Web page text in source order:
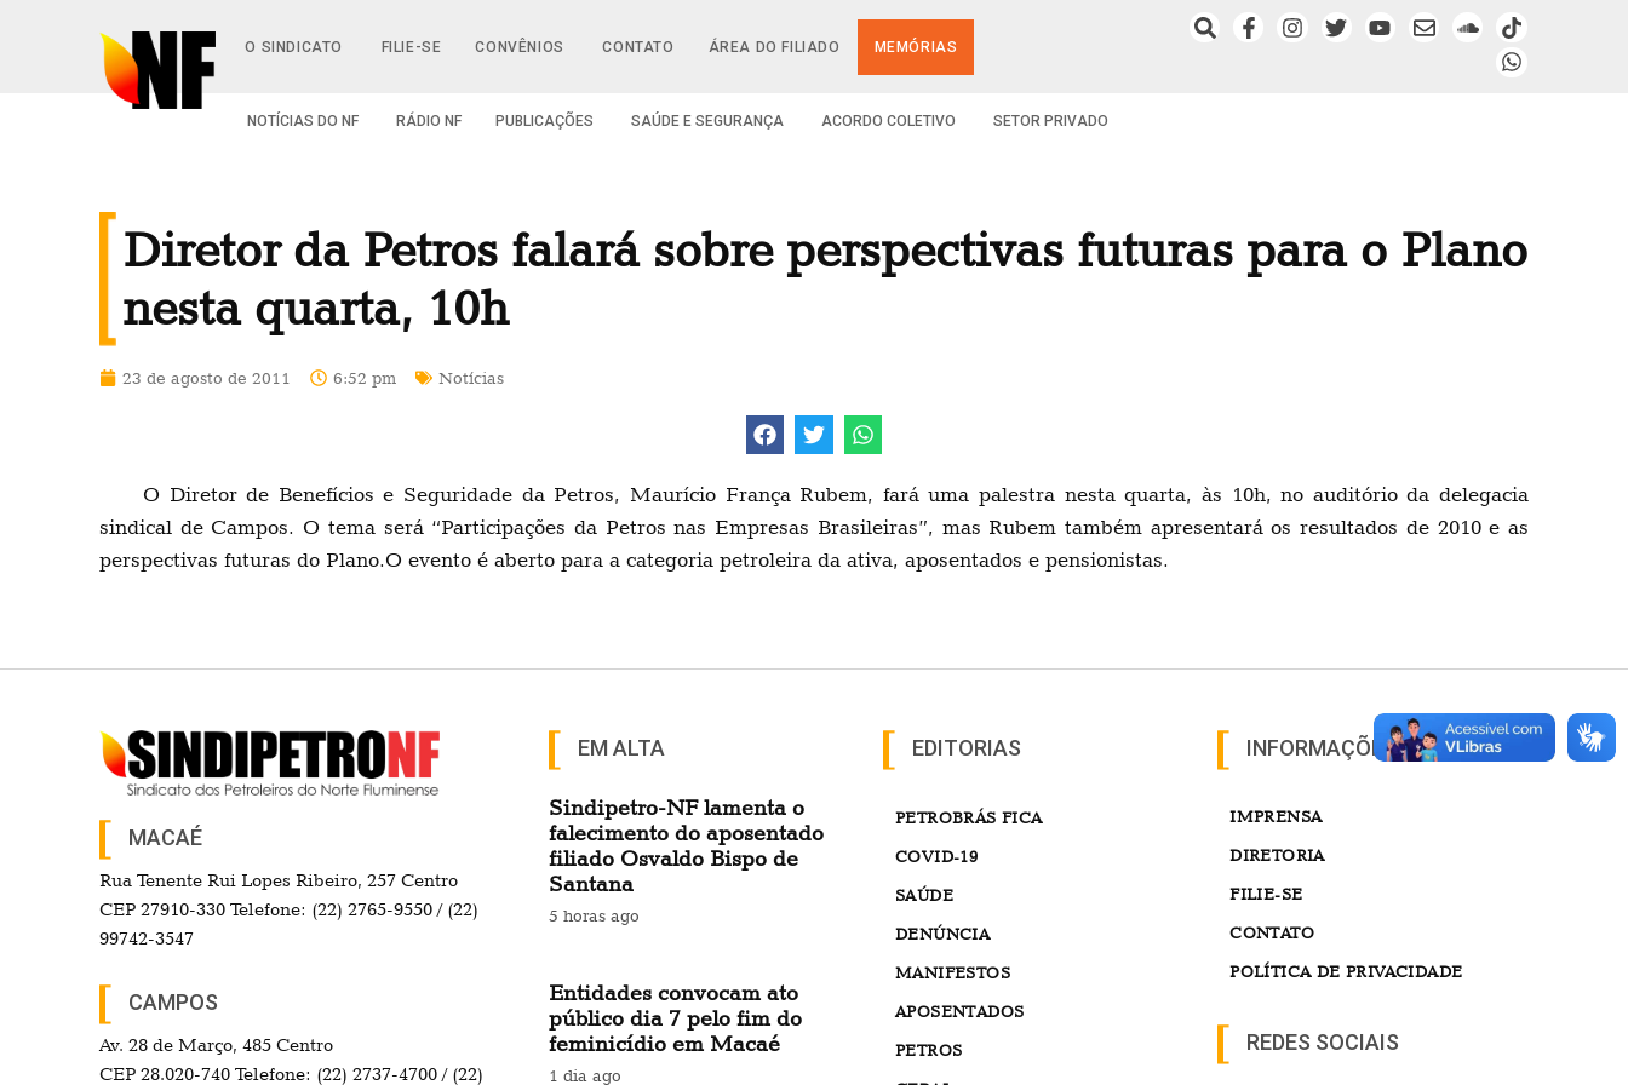
O SINDICATO FILIE-SE CONVÊNIOS CONTATO ÁREA DO FILIADO MEMÓRIAS
NOTÍCIAS DO NF RÁDIO NF PUBLICAÇÕES SAÚDE E SEGURANÇA ACORDO COLETIVO SETOR PRIVADO
Diretor da Petros falará sobre perspectivas futuras para o Plano
nesta quarta, 10h
23 de agosto de 2011 6:52 pm Notícias
O Diretor de Benefícios e Seguridade da Petros, Maurício França Rubem, fará uma palestra nesta quarta, às 10h, no auditório da delegacia
sindical de Campos. O tema será “Participações da Petros nas Empresas Brasileiras”, mas Rubem também apresentará os resultados de 2010 e as
perspectivas futuras do Plano.O evento é aberto para a categoria petroleira da ativa, aposentados e pensionistas.
MACAÉ
Rua Tenente Rui Lopes Ribeiro, 257 Centro
CEP 27910-330 Telefone: (22) 2765-9550 / (22)
99742-3547
CAMPOS
Av. 28 de Março, 485 Centro
CEP 28.020-740 Telefone: (22) 2737-4700 / (22)
EM ALTA
Sindipetro-NF lamenta o
falecimento do aposentado
filiado Osvaldo Bispo de
Santana
5 horas ago
Entidades convocam ato
público dia 7 pelo fim do
feminicídio em Macaé
1 dia ago
EDITORIAS
PETROBRÁS FICA
COVID-19
SAÚDE
DENÚNCIA
MANIFESTOS
APOSENTADOS
PETROS
INFORMAÇÕES
IMPRENSA
DIRETORIA
FILIE-SE
CONTATO
POLÍTICA DE PRIVACIDADE
REDES SOCIAIS